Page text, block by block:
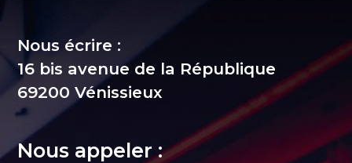
Nous écrire :
16 bis avenue de la République
69200 Vénissieux
Nous appeler :